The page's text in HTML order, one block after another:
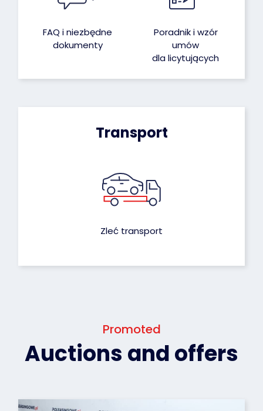
FAQ i niezbędne
dokumenty
Poradnik i wzór
umów
dla licytujących
Transport
Zleć transport
Promoted
Auctions and offers